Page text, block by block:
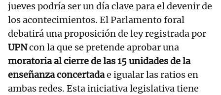
jueves podría ser un día clave para el devenir de
los acontecimientos. El Parlamento foral
debatirá una proposición de ley registrada por
UPNcon la que se pretende aprobar una
moratoria al cierre de las 15 unidades de la
enseñanza concertadae igualar las ratios en
ambas redes. Esta iniciativa legislativa tiene